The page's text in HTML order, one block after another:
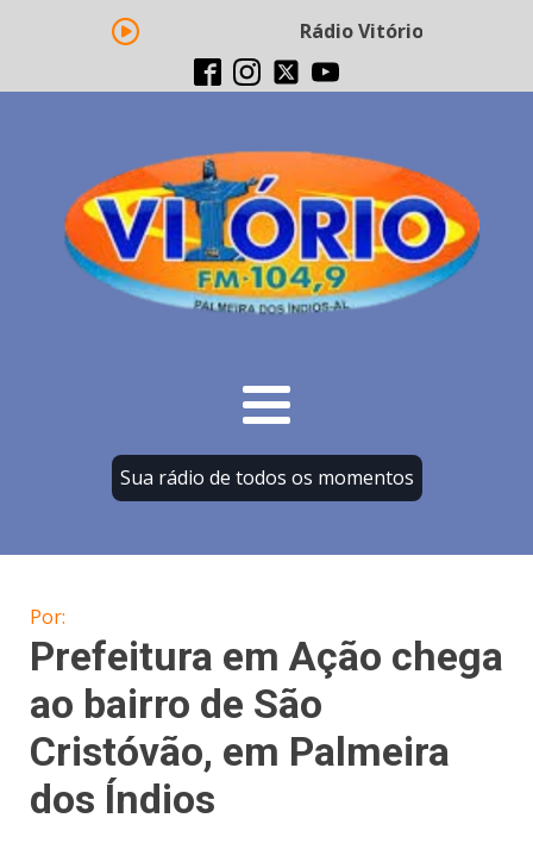
Rádio Vitório FM -
Sua rádio de todos os momentos
Por:
Prefeitura em Ação chega
ao bairro de São
Cristóvão, em Palmeira
dos Índios